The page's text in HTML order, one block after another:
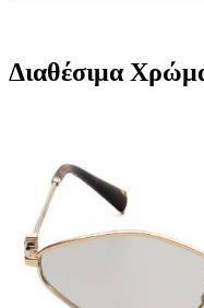
Διαθέσιμα